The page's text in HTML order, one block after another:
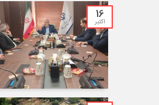
16
اکتبر